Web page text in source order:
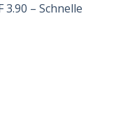
3.90 – Schnelle